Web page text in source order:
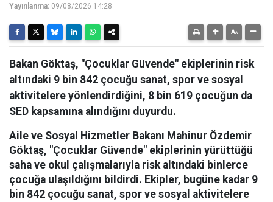
Yayınlanma: 09/08/2026 14:28
Bakan Göktaş, "Çocuklar Güvende" ekiplerinin risk
altındaki 9 bin 842 çocuğu sanat, spor ve sosyal
aktivitelere yönlendirdiğini, 8 bin 619 çocuğun da
SED kapsamına alındığını duyurdu.
Aile ve Sosyal Hizmetler Bakanı Mahinur Özdemir
Göktaş, "Çocuklar Güvende" ekiplerinin yürüttüğü
saha ve okul çalışmalarıyla risk altındaki binlerce
çocuğa ulaşıldığını bildirdi. Ekipler, bugüne kadar 9
bin 842 çocuğu sanat, spor ve sosyal aktivitelere